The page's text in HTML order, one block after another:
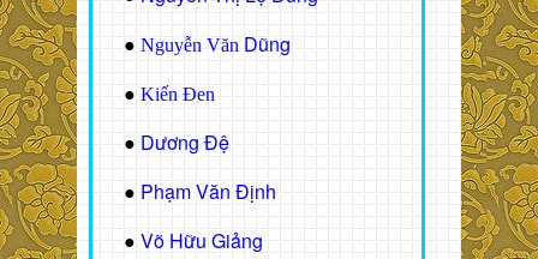
● Nguyễn Văn Dũng
● Kiến Đen
● Dương Đệ
● Phạm Văn Định
● Võ Hữu Giảng